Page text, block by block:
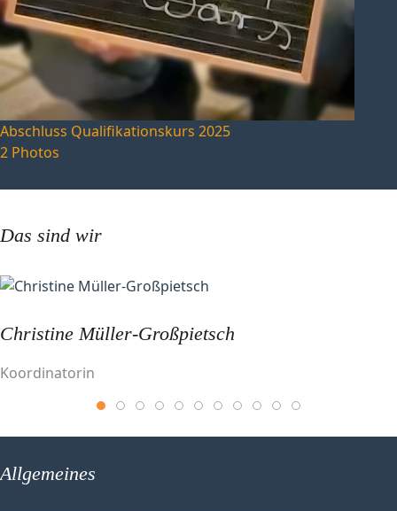
Abschluss Qualifikationskurs 2025
2 Photos
Das sind wir
Christine Müller-Großpietsch
Koordinatorin
Allgemeines